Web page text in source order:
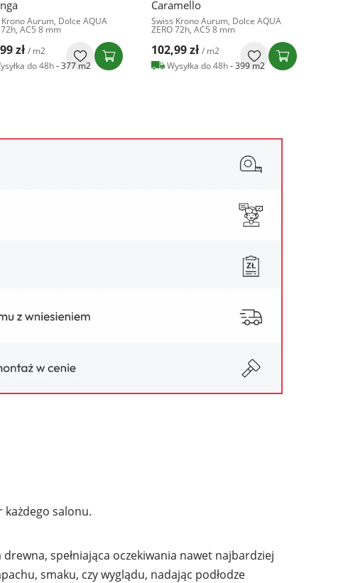
Aurum, Dolce AQUA
72h, AC5 8 mm
zł / m2
do 48h- 399 m2
Tiramisu
Swiss Krono Aurum, Dolce AQUA
ZERO 72h, AC5 8 mm
102,99 zł / m2
Wysyłka do 48h- 822 m2
każdego salonu.
spełniająca oczekiwania nawet najbardziej
smaku, czy wyglądu, nadając podłodze